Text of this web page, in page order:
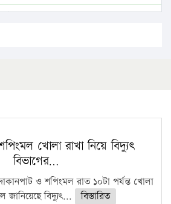
কৃতি…
১৪ জনের প্রাণহানি
ও এইচএসসি পরীক্ষা
৬ ব্যবসা প্রতিষ্ঠান
খোলা রাখা নিয়ে বিদ্যুৎ
বিভাগের…
ও শপিংমল রাত ১০টা পর্যন্ত খোলা
জানিয়েছে বিদ্যুৎ...
বিস্তারিত